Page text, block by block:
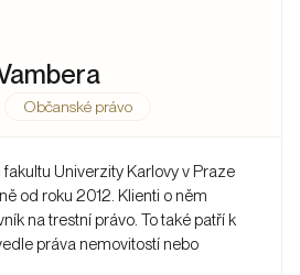
Občanské právo
Univerzity Karlovy v Praze
od roku 2012. Klienti o něm
na trestní právo. To také patří k
práva nemovitostí nebo